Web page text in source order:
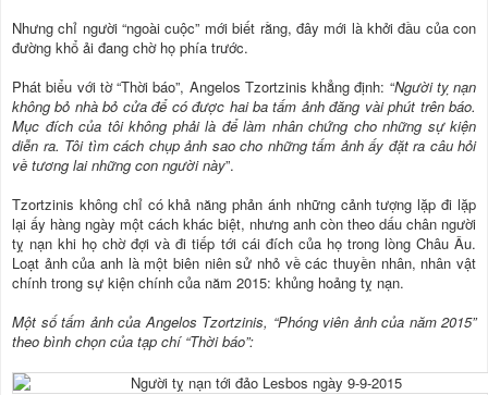
Nhưng chỉ người “ngoài cuộc” mới biết rằng, đây mới là khởi đầu của con
đường khổ ải đang chờ họ phía trước.
Phát biểu với tờ “Thời báo”, Angelos Tzortzinis khẳng định: “Người tỵ nạn
không bỏ nhà bỏ cửa để có được hai ba tấm ảnh đăng vài phút trên báo.
Mục đích của tôi không phải là để làm nhân chứng cho những sự kiện
diễn ra. Tôi tìm cách chụp ảnh sao cho những tấm ảnh ấy đặt ra câu hỏi
về tương lai những con người này”.
Tzortzinis không chỉ có khả năng phản ánh những cảnh tượng lặp đi lặp
lại ấy hàng ngày một cách khác biệt, nhưng anh còn theo dấu chân người
tỵ nạn khi họ chờ đợi và đi tiếp tới cái đích của họ trong lòng Châu Âu.
Loạt ảnh của anh là một biên niên sử nhỏ về các thuyền nhân, nhân vật
chính trong sự kiện chính của năm 2015: khủng hoảng tỵ nạn.
Một số tấm ảnh của Angelos Tzortzinis, “Phóng viên ảnh của năm 2015”
theo bình chọn của tạp chí “Thời báo”: